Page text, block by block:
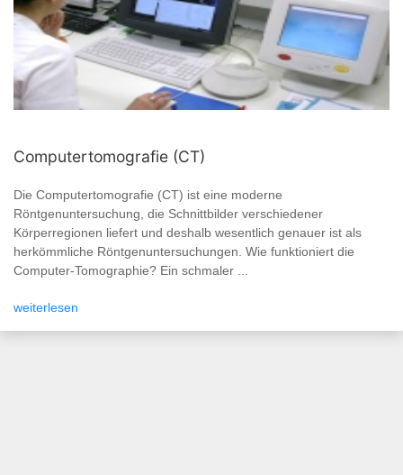
Computertomografie (CT)
Die Computertomografie (CT) ist eine moderne
Röntgenuntersuchung, die Schnittbilder verschiedener
Körperregionen liefert und deshalb wesentlich genauer ist als
herkömmliche Röntgenuntersuchungen. Wie funktioniert die
Computer-Tomographie? Ein schmaler ...
weiterlesen